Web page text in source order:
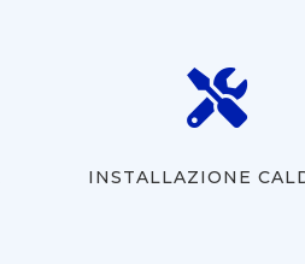

INSTALLAZIONE